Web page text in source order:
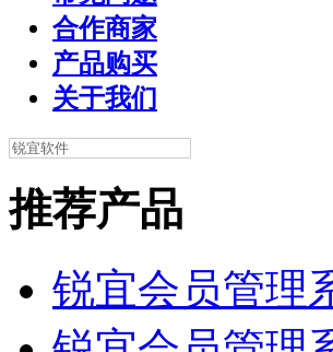
合作商家
产品购买
关于我们
推荐产品
锐宜会员管理